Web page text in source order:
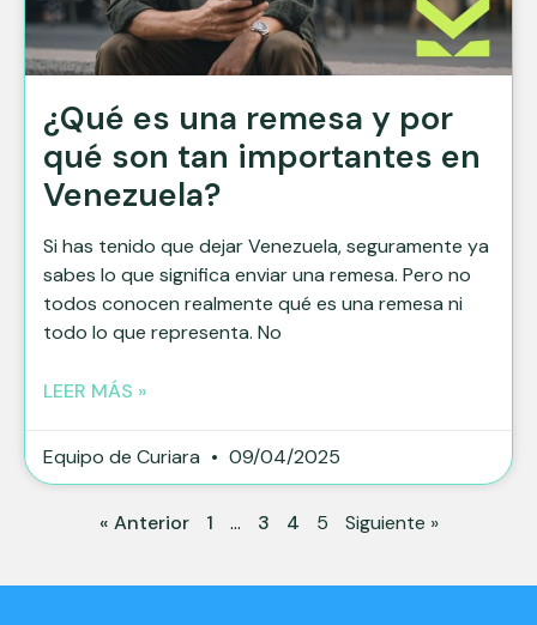
¿Qué es una remesa y por
qué son tan importantes en
Venezuela?
Si has tenido que dejar Venezuela, seguramente ya
sabes lo que significa enviar una remesa. Pero no
todos conocen realmente qué es una remesa ni
todo lo que representa. No
LEER MÁS »
Equipo de Curiara 09/04/2025
« Anterior 1 ... 3 4 5 Siguiente »